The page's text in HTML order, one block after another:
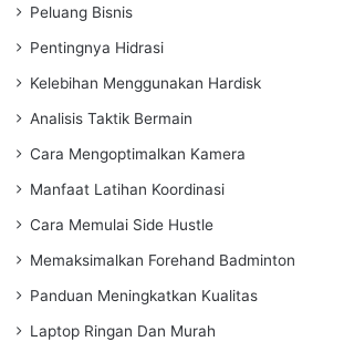
Peluang Bisnis
Pentingnya Hidrasi
Kelebihan Menggunakan Hardisk
Analisis Taktik Bermain
Cara Mengoptimalkan Kamera
Manfaat Latihan Koordinasi
Cara Memulai Side Hustle
Memaksimalkan Forehand Badminton
Panduan Meningkatkan Kualitas
Laptop Ringan Dan Murah